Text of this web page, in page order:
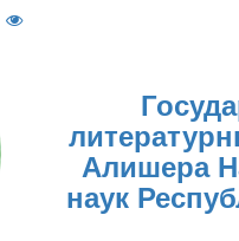
Алишера
наук